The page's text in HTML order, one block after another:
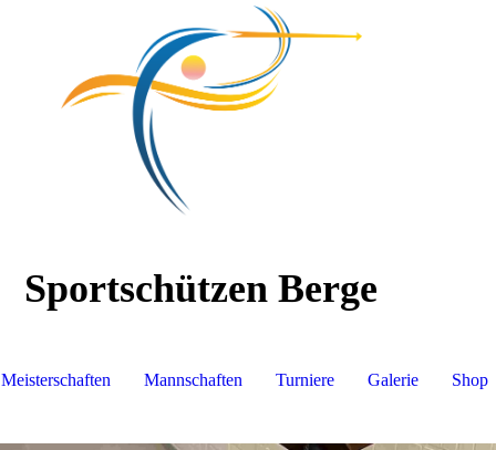
Sportschützen Berge
Meisterschaften Mannschaften Turniere Galerie Shop